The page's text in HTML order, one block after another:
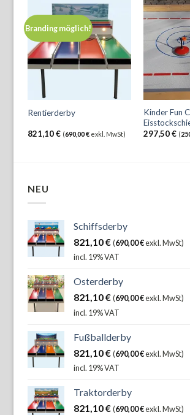
Branding möglich!
Rentierderby
821,10€ (690,00€ exkl. MwSt)
Kinder Fun
297,50€ (
NEU
Schiffsderby
821,10€ (690,00€exkl. MwSt)
incl. 19% VAT
Osterderby
821,10€ (690,00€exkl. MwSt)
incl. 19% VAT
Fußballderby
821,10€ (690,00€exkl. MwSt)
incl. 19% VAT
Traktorderby
821,10€ (690,00€exkl. MwSt)